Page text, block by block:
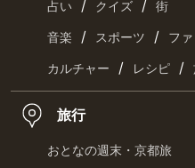
占い / クイズ / 街
音楽 / スポーツ / フ
カルチャー / レシピ /
旅行
おとなの週末・京都旅